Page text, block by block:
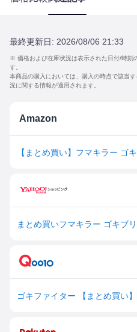
最終更新日: 2026/08/06 21:33
※ 価格および在庫状況は表示された日付/時刻
す。
本商品の購入においては、購入の時点で該当
況に関する情報が適用されます。
Amazon